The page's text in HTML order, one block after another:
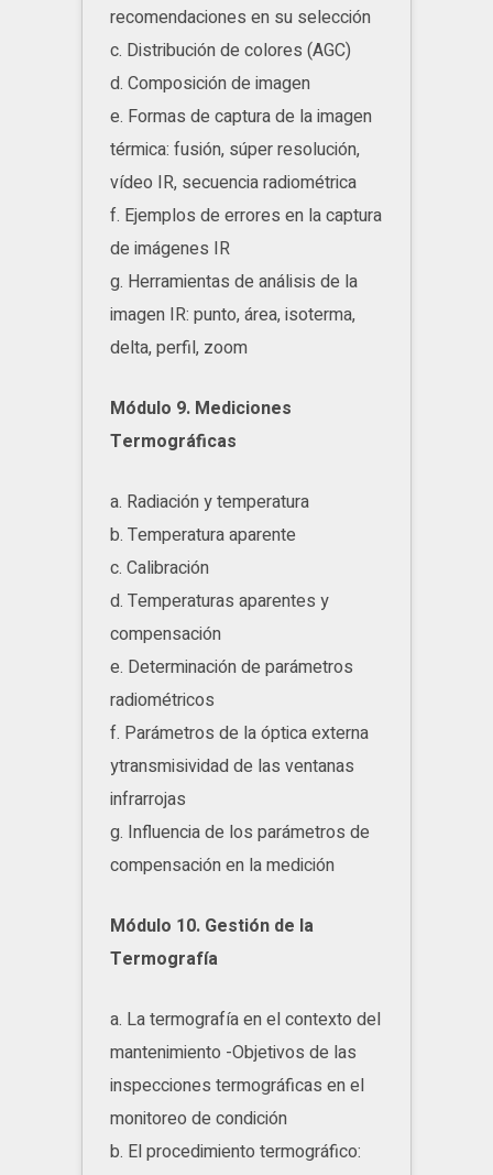
recomendaciones en su selección
c. Distribución de colores (AGC)
d. Composición de imagen
e. Formas de captura de la imagen
térmica: fusión, súper resolución,
vídeo IR, secuencia radiométrica
f. Ejemplos de errores en la captura
de imágenes IR
g. Herramientas de análisis de la
imagen IR: punto, área, isoterma,
delta, perfil, zoom
Módulo 9. Mediciones
Termográficas
a. Radiación y temperatura
b. Temperatura aparente
c. Calibración
d. Temperaturas aparentes y
compensación
e. Determinación de parámetros
radiométricos
f. Parámetros de la óptica externa
ytransmisividad de las ventanas
infrarrojas
g. Influencia de los parámetros de
compensación en la medición
Módulo 10. Gestión de la
Termografía
a. La termografía en el contexto del
mantenimiento -Objetivos de las
inspecciones termográficas en el
monitoreo de condición
b. El procedimiento termográfico: